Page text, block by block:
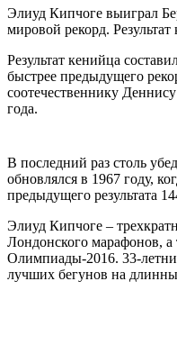
Элиуд Кипчоге выиграл
мировой рекорд.
Результат кенийца
быстрее предыдущего
соотечественнику
года.
В последний раз столь
обновлялся в 1967 году,
предыдущего результата
Элиуд Кипчоге –
Лондонского марафонов,
Олимпиады-2016. 33-
лучших бегунов на